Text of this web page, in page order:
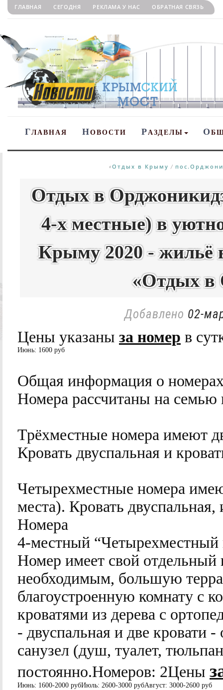
ГЛАВНАЯ СЕГОДНЯ РЕКЛАМА У НАС ОБРАТНАЯ СВЯЗЬ
ГЛАВНАЯ НОВОСТИ РАЗДЕЛЫ О
«Отдых в Крыму /
Отдых в
4-х местные) в
Крыму 2020 - жильё
«Отдых в
Добавлено 02-
Цены указаны за номер в
Июнь: 1600 руб
Общая информация о
Номера рассчитаны на семью
Трёхместные номера имеют
Кровать двуспальная и
Четырехместные номера
места). Кровать
Номера
4-местный “Четырехместный
Номер имеет свой
необходимым, большую
благоустроенную комнату с
кроватями из дерева с
- двуспальная и две кровати
санузел (душ, туалет,
постоянно.Номеров: 2Цены
Июнь: 1600-2000 рубИюль: 2600-3000 рубАвгуст: 3000-2600 руб